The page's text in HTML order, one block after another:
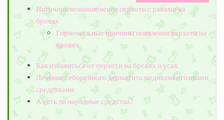
Источник возникновения перхоти с ранами на
бровях
Гормональные причины появления перхоти на
бровях
Как избавиться от перхоти на бровях и усах
Лечение себорейного дерматита медикаментозными
средствами
А есть ли народные средства?